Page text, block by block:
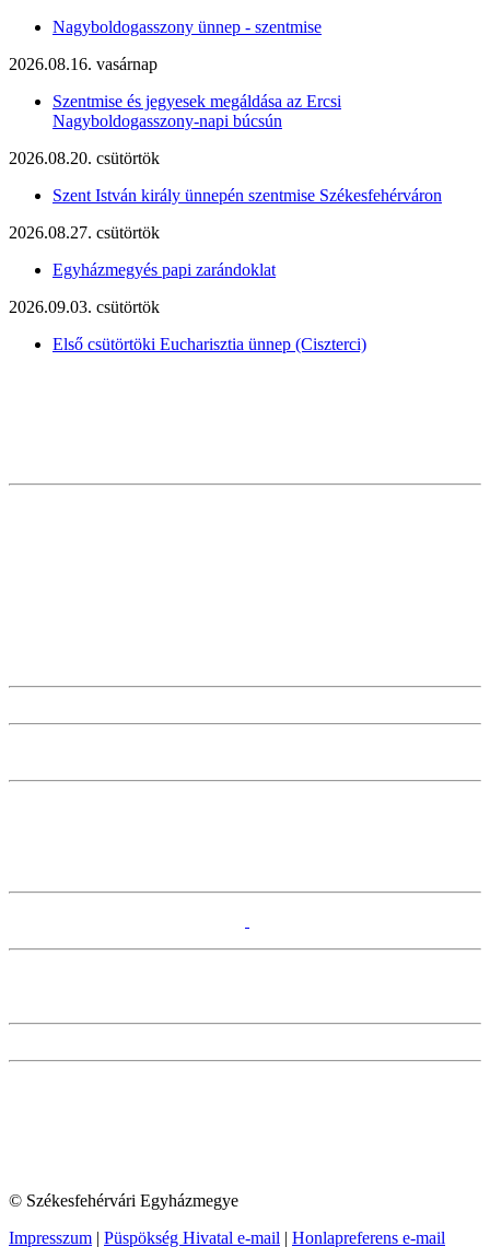
Nagyboldogasszony ünnep - szentmise
2026.08.16. vasárnap
Szentmise és jegyesek megáldása az Ercsi
Nagyboldogasszony-napi búcsún
2026.08.20. csütörtök
Szent István király ünnepén szentmise Székesfehérváron
2026.08.27. csütörtök
Egyházmegyés papi zarándoklat
2026.09.03. csütörtök
Első csütörtöki Eucharisztia ünnep (Ciszterci)
© Székesfehérvári Egyházmegye
Impresszum | Püspökség Hivatal e-mail | Honlapreferens e-mail